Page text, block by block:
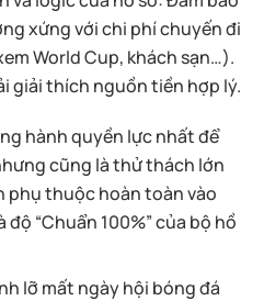
xứng với chi phí chuyến đi
World Cup, khách sạn…).
giải thích nguồn tiền hợp lý.
hành quyền lực nhất để
cũng là thử thách lớn
phụ thuộc hoàn toàn vào
“Chuẩn 100%” của bộ hồ
lỡ mất ngày hội bóng đá